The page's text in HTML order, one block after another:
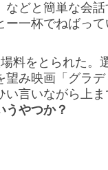
などと簡単な会
ー一杯でねばっ
料をとられた。
望み映画「グラ
い言いながら上
うやつか？